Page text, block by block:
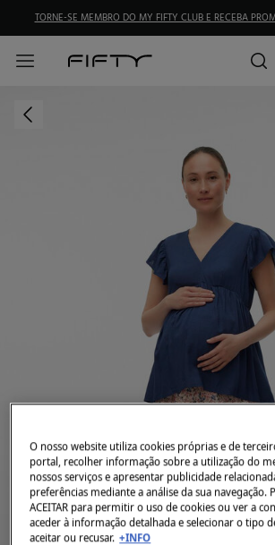
TORNE-SE MEMBRO DO MY FIFTY CLUB E RECEBA
O nosso website utiliza cookies próprias e de
portal, recolher informação sobre a utilização do
nossos serviços e apresentar publicidade
preferências mediante a análise da sua navegação.
ACEITAR para permitir o uso de cookies ou ver a
aceder à informação detalhada e selecionar o tipo
aceitar ou recusar. +INFO